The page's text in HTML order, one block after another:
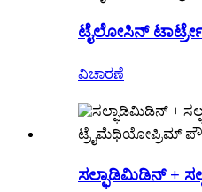
ಟೈಲೋಸಿನ್
ವಿಚಾರಣೆ
ಸಲ್ಫಾಡಿಮಿಡಿನ್ +